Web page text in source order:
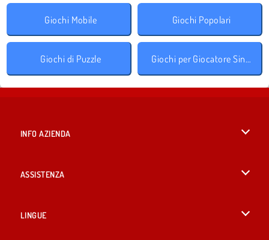
Giochi Mobile Giochi Popolari
Giochi di Puzzle Giochi per Giocatore Singolo
INFO AZIENDA
ASSISTENZA
LINGUE